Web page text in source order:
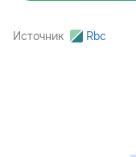
Источник Rbc